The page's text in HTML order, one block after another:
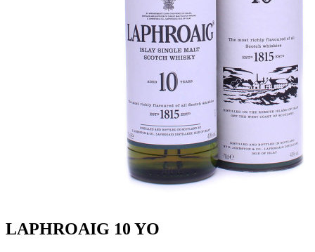
LAPHROAIG 10 YO